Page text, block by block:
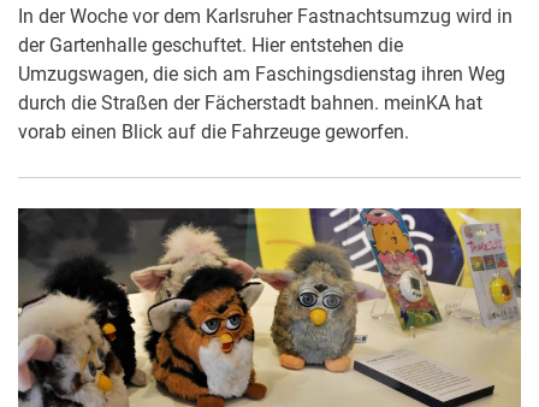
In der Woche vor dem Karlsruher Fastnachtsumzug wird in
der Gartenhalle geschuftet. Hier entstehen die
Umzugswagen, die sich am Faschingsdienstag ihren Weg
durch die Straßen der Fächerstadt bahnen. meinKA hat
vorab einen Blick auf die Fahrzeuge geworfen.